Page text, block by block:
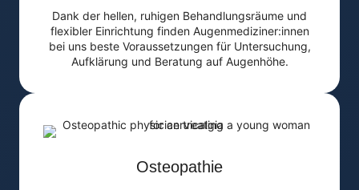
Dank der hellen, ruhigen Behandlungsräume und
flexibler Einrichtung finden Augenmediziner:innen
bei uns beste Voraussetzungen für Untersuchung,
Aufklärung und Beratung auf Augenhöhe.
Osteopathie